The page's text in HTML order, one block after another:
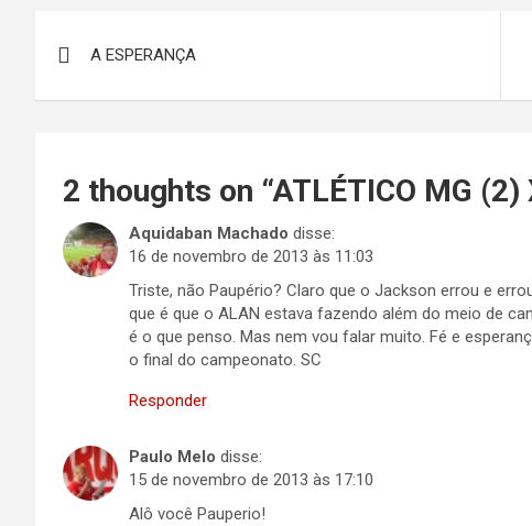
de
A ESPERANÇA
2 thoughts on “ATLÉTICO MG
Aquidaban Machado disse:
16 de novembro de 2013 às 11:03
Triste, não Paupério? Claro que o Jackson errou e
que é que o ALAN estava fazendo além do meio de
é o que penso. Mas nem vou falar muito. Fé e
o final do campeonato. SC
Responder
Paulo Melo disse:
15 de novembro de 2013 às 17:10
Alô você Pauperio!